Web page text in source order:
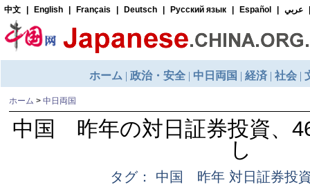
ホーム > 中日両国
中国 昨年の対日証券投資、
し
タグ： 中国 昨年 対日証券投